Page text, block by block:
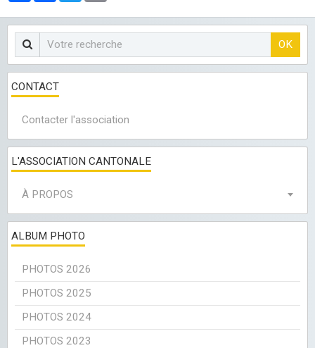
OK
CONTACT
Contacter l'association
L'ASSOCIATION CANTONALE
À PROPOS
ALBUM PHOTO
PHOTOS 2026
PHOTOS 2025
PHOTOS 2024
PHOTOS 2023